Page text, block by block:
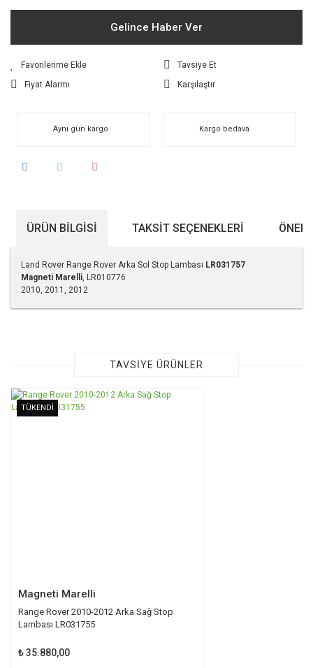
Gelince Haber Ver
Tavsiye Et
Fiyat Alarmı
Karşılaştır
Aynı gün kargo Kargo bedava
ÜRÜN BILGISI TAKSIT SEÇENEKLERI
Land Rover Range Rover Arka Sol Stop Lambası LR031757
Magneti Marelli , LR010776
2010, 2011, 2012
Görüş ve önerileriniz için teşekkür ederiz.
Ürün resmi kalitesiz, bozuk veya görüntülenemiyor.
Ürün açıklamasında eksik bilgiler bulunuyor.
TAVSİYE ÜRÜNLER
TÜKENDİ
Magneti Marelli
Range Rover 2010-2012 Arka Sağ Stop
Lambası LR031755
₺ 35.880,00